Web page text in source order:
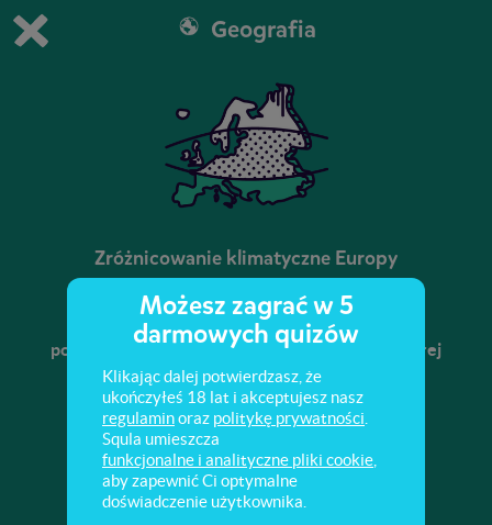
Grasz w wersję demonstracyjną Squli
Kup teraz!
0 1
Geografia
Zróżnicowanie klimatyczne Europy
Czy wiesz, jakie czynniki decydują o zmianach
pogody i klimatu na naszym kontynencie i w której
strefie klimatycznej leży Europa?
Możesz zagrać w 5
darmowych quizów
Klikając dalej potwierdzasz, że
ukończyłeś 18 lat i akceptujesz nasz
regulaminoraz politykę prywatności
Squla umieszcza
funkcjonalne i analityczne pliki cookie
aby zapewnić Ci optymalne
doświadczenie użytkownika.